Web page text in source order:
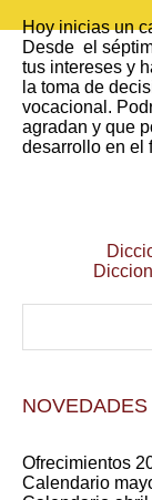
Hoy inicias un
Desde el
tus intereses y
la toma de
vocacional.
agradan y que
desarrollo en el
NOVEDADES
Ofrecimientos
Calendario